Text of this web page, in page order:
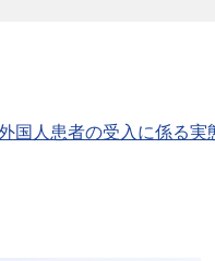
国人患者の受入に係る実